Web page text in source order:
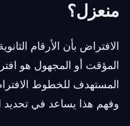
منعزل؟
الافتراض بأن الأرقام
المؤقت أو المجهول هو
المستهدف للخطوط
وفهم هذا يساعد في تحديد